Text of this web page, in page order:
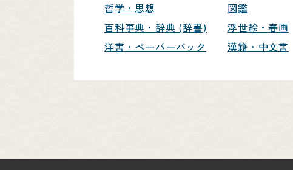
哲学・思想
百科事典・辞典 (辞書)
洋書・ペーパーバック
図鑑
浮世絵・春画
漢籍・中文書